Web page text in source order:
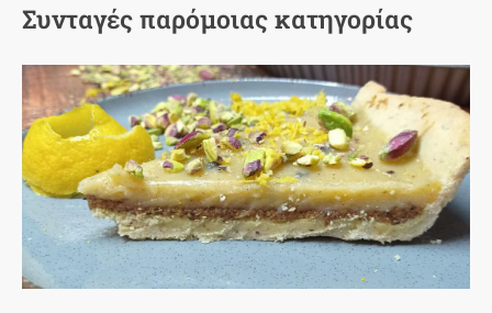
Συνταγές παρόμοιας κατηγορίας